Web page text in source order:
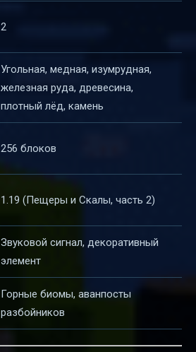
2
Угольная, медная, изумрудная,
железная руда, древесина,
плотный лёд, камень
256 блоков
1.19 (Пещеры и Скалы, часть 2)
Звуковой сигнал, декоративный
элемент
Горные биомы, аванпосты
разбойников